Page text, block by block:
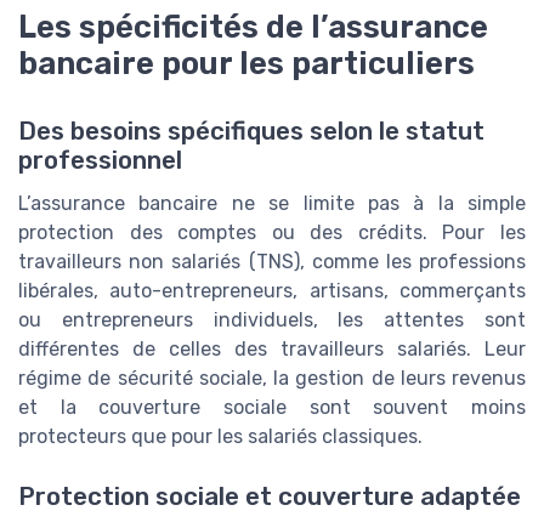
Les spécificités de l’assurance
bancaire pour les particuliers
Des besoins spécifiques selon le statut
professionnel
L’assurance bancaire ne se limite pas à la simple
protection des comptes ou des crédits. Pour les
travailleurs non salariés (TNS), comme les professions
libérales, auto-entrepreneurs, artisans, commerçants
ou entrepreneurs individuels, les attentes sont
différentes de celles des travailleurs salariés. Leur
régime de sécurité sociale, la gestion de leurs revenus
et la couverture sociale sont souvent moins
protecteurs que pour les salariés classiques.
Protection sociale et couverture adaptée